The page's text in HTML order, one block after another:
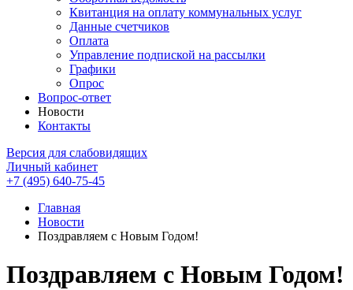
Квитанция на оплату коммунальных услуг
Данные счетчиков
Оплата
Управление подпиской на рассылки
Графики
Опрос
Вопрос-ответ
Новости
Контакты
Версия для слабовидящих
Личный кабинет
+7 (495) 640-75-45
Главная
Новости
Поздравляем с Новым Годом!
Поздравляем с Новым Годом!